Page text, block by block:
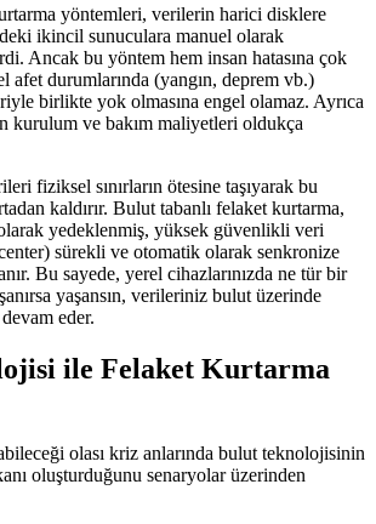
yöntemleri, verilerin harici disklere
ikincil sunuculara manuel olarak
Ancak bu yöntem hem insan hatasına çok
afet durumlarında (yangın, deprem vb.)
birlikte yok olmasına engel olamaz. Ayrıca
kurulum ve bakım maliyetleri oldukça
fiziksel sınırların ötesine taşıyarak bu
kaldırır. Bulut tabanlı felaket kurtarma,
yedeklenmiş, yüksek güvenlikli veri
sürekli ve otomatik olarak senkronize
Bu sayede, yerel cihazlarınızda ne tür bir
yaşansın, verileriniz bulut üzerinde
eder.
ile Felaket Kurtarma
olası kriz anlarında bulut teknolojisinin
oluşturduğunu senaryolar üzerinden